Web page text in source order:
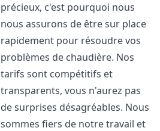
précieux, c'est pourquoi nous
nous assurons de être sur place
rapidement pour résoudre vos
problèmes de chaudière. Nos
tarifs sont compétitifs et
transparents, vous n'aurez pas
de surprises désagréables. Nous
sommes fiers de notre travail et